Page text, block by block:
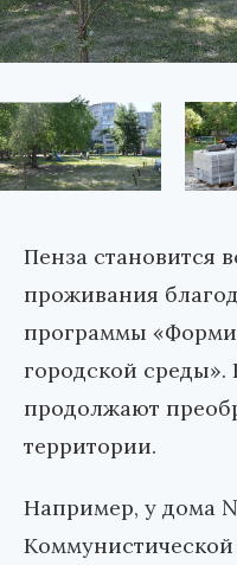
Пенза становится
проживания
программы
городской среды».
продолжают
территории.
Например, у дома